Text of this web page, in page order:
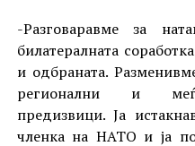
-Разговаравме за
билатералната
и одбраната.
регионални и
предизвици. Ја
членка на НАТО и ја